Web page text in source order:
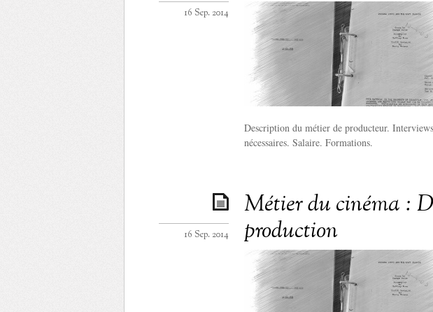
16 Sep. 2014
Description du métier de producteur.
nécessaires. Salaire. Formations.
Métier du cinéma :
production
16 Sep. 2014